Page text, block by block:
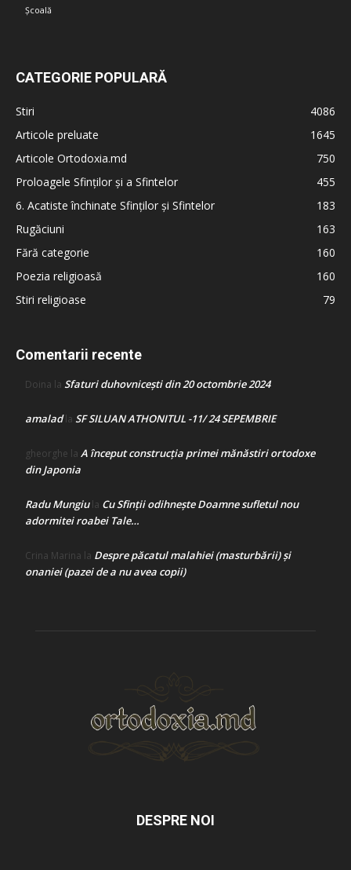
Școală
CATEGORIE POPULARĂ
Stiri
4086
Articole preluate
1645
Articole Ortodoxia.md
750
Proloagele Sfinților și a Sfintelor
455
6. Acatiste închinate Sfinților și Sfintelor
183
Rugăciuni
163
Fără categorie
160
Poezia religioasă
160
Stiri religioase
79
Comentarii recente
Doina la Sfaturi duhovnicești din 20 octombrie 2024
amaladla SF SILUAN ATHONITUL -11/ 24 SEPEMBRIE
gheorghe la A început construcţia primei mănăstiri ortodoxe
din Japonia
Radu Mungiula Cu Sfinții odihnește Doamne sufletul nou
adormitei roabei Tale…
Crina Marina la Despre păcatul malahiei (masturbării) şi
onaniei (pazei de a nu avea copii)
DESPRE NOI